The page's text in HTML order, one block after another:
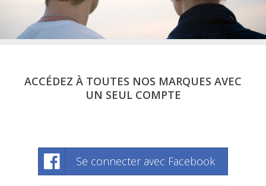
ACCÉDEZ À TOUTES NOS MARQUES AVEC
UN SEUL COMPTE
Se connecter avec Facebook